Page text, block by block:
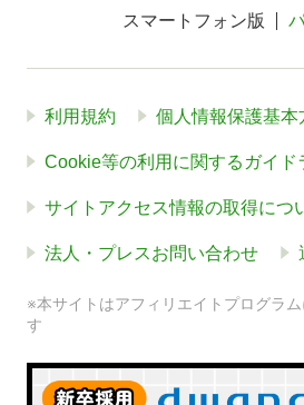
スマートフォン版
利用規約 個人情報保護基本
Cookie等の利用に関するガイド
サイトアクセス情報の取得につ
法人・プレスお問い合わせ
※本サイトはアフィリエイトプログラ
す